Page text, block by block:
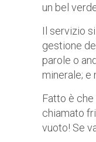
un bel
Il servizio
gestione
parole o
minerale; e
Fatto è
chiamato
vuoto! Se